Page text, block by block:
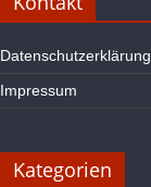
Datenschutzerklärung
Impressum
Kategorien